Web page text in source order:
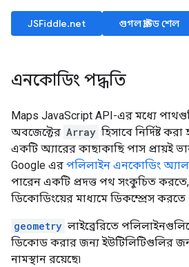
JSFiddle.net গুগল ক্লাউড শেল
এনকোডিং পদ্ধতি
Maps JavaScript API-এর মধ্যে
অবজেক্টের Array হিসাবে নির্দিষ্ট
একটি অ্যারের কাছাকাছি পাস প্রায়ই
Google এর পলিলাইন এনকোডিং
পারেন একটি প্রদত্ত পথ সংকুচিত
ডিকোডিংয়ের মাধ্যমে ডিকম্প্রেস করতে
geometry লাইব্রেরিতে
ডিকোড করার জন্য ইউটিলিটিগুলির
নামস্থান রয়েছে৷